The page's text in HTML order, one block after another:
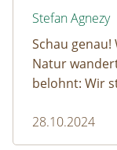
Stefan Agnezy
Schau
Natur
belohnt: Wir
28.10.2024